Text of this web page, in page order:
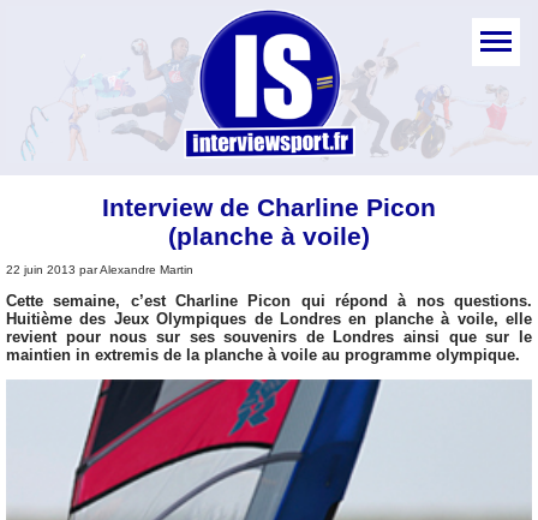
Interview de Charline Picon
(planche à voile)
22 juin 2013 par Alexandre Martin
Cette semaine, c’est Charline Picon qui répond à nos questions.
Huitième des Jeux Olympiques de Londres en planche à voile, elle
revient pour nous sur ses souvenirs de Londres ainsi que sur le
maintien in extremis de la planche à voile au programme olympique.